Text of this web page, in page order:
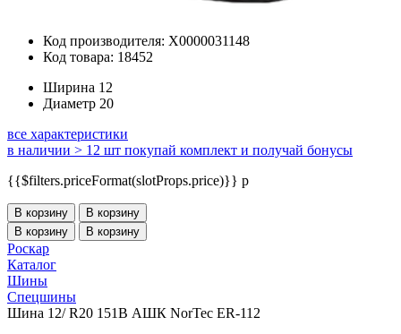
Код производителя: Х0000031148
Код товара: 18452
Ширина 12
Диаметр 20
все характеристики
в наличии > 12 шт покупай комплект и получай бонусы
{{$filters.priceFormat(slotProps.price)}} p
В корзину
В корзину
В корзину
В корзину
Роскар
Каталог
Шины
Спецшины
Шина 12/ R20 151B АШК NorTec ER-112